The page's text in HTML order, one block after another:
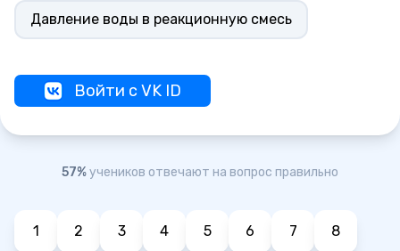
Давление воды в реакционную смесь
Войти с VK ID
57%учеников отвечают на вопрос правильно
1 2 3 4 5 6 7 8